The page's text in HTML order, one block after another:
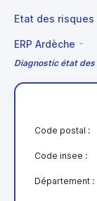
Etat des
ERP Ardèche
Diagnostic état des
Code postal :
Code insee :
Département :